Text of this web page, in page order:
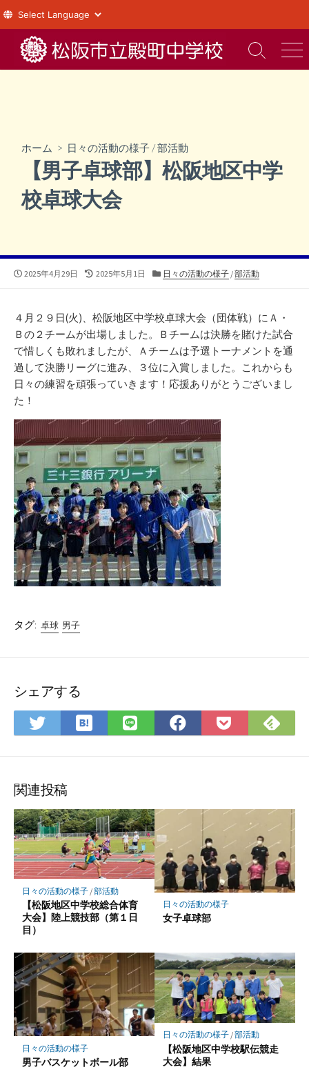
テ
検
索
メ
ニ
ホーム > 日々の活動の様子 /部活動
【男子卓球部】松阪地区中学
校卓球大会
公
2025年4月29日
最
新
日
2025年5月1日
カ
リ
ー
日々の活動の様子 /部活動
４月２９日(火)、松阪地区中学校卓球大会（団体戦）にＡ・
Ｂの２チームが出場しました。
Ｂチームは決勝を賭けた試合
で惜しくも敗れましたが、Ａチームは予選トーナメントを通
過して決勝リーグに進み、３位に入賞しました。これからも
日々の練習を頑張っていきます！応援ありがとうございまし
た！
タグ: 卓球 男子
シェアする
Twitter
で
ア
は
て
ク
マ
ー
ク
に
保
存
LINE
で
Facebook
で
Pocket
に
で
関連投稿
日々の活動の様子/部活動
【松阪地区中学校総合体育
大会】陸上競技部（第１日
目）
日々の活動の様子
女子卓球部
日々の活動の様子
男子バスケットボール部
日々の活動の様子/部活動
【松阪地区中学校駅伝競走
大会】結果